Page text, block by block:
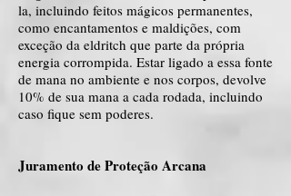
la, incluindo feitos mágicos permanentes,
como encantamentos e maldições, com
exceção da eldritch que parte da própria
energia corrompida. Estar ligado a essa fonte
de mana no ambiente e nos corpos, devolve
10% de sua mana a cada rodada, incluindo
caso fique sem poderes.
Juramento de Proteção Arcana